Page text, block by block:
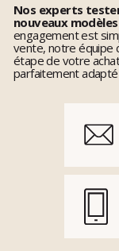
Nos experts
nouveaux
engagement est
vente, notre équipe
étape de votre
parfaitement